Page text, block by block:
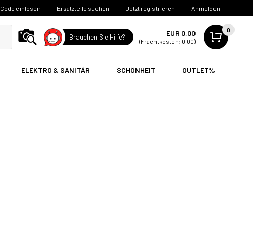
Code einlösen Ersatzteile suchen Jetzt registrieren Anmelden
Brauchen Sie Hilfe? EUR 0,00
(Frachtkosten: 0,00)
0
ELEKTRO & SANITÄR SCHÖNHEIT OUTLET%